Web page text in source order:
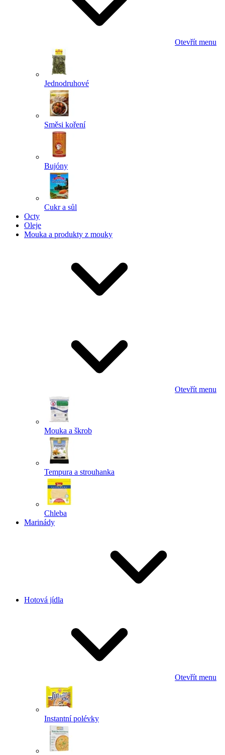
Otevřít menu
Jednodruhové
Směsi koření
Bujóny
Cukr a sůl
Octy
Oleje
Mouka a produkty z mouky
Otevřít menu
Mouka a škrob
Tempura a strouhanka
Chleba
Marinády
Hotová jídla
Otevřít menu
Instantní polévky
Powered by chaterimo